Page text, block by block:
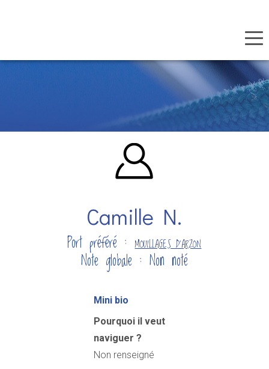
Camille N.
Port préféré :MOUILLAGES D'ARZON
Note globale : Non noté
Mini bio
Pourquoi il veut
naviguer ?
Non renseigné